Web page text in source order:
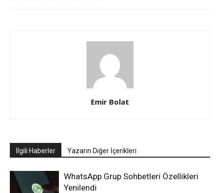
Emir Bolat
İlgili Haberler Yazarın Diğer İçerikleri
WhatsApp Grup Sohbetleri Özellikleri
Yenilendi